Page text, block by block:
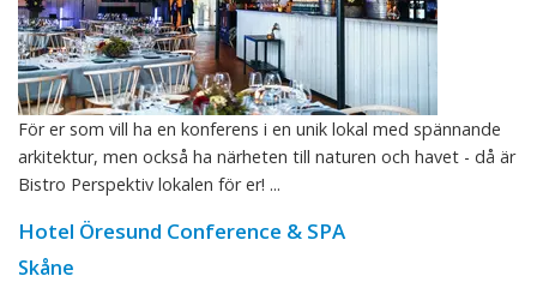
För er som vill ha en konferens i en unik lokal med spännande
arkitektur, men också ha närheten till naturen och havet - då är
Bistro Perspektiv lokalen för er! ...
Hotel Öresund Conference & SPA
Skåne